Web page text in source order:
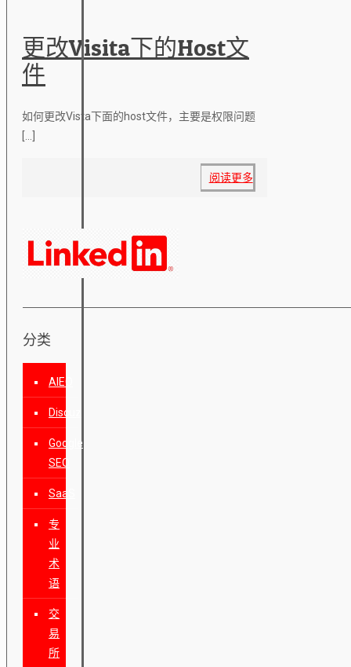
更改Visita下的Host文
件
如何更改Vista下面的host文件，主要是权限问题
阅读更多
分类
AIEO
Discuz
Google
SEO
SaaS
专
业
术
语
交
易
所